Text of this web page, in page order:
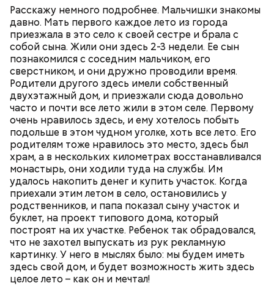
Расскажу немного подробнее. Мальчишки знакомы
давно. Мать первого каждое лето из города
приезжала в это село к своей сестре и брала с
собой сына. Жили они здесь 2-3 недели. Ее сын
познакомился с соседним мальчиком, его
сверстником, и они дружно проводили время.
Родители другого здесь имели собственный
двухэтажный дом, и приезжали сюда довольно
часто и почти все лето жили в этом селе. Первому
очень нравилось здесь, и ему хотелось побыть
подольше в этом чудном уголке, хоть все лето. Его
родителям тоже нравилось это место, здесь был
храм, а в нескольких километрах восстанавливался
монастырь, они ходили туда на службы. Им
удалось накопить денег и купить участок. Когда
приехали этим летом в село, остановились у
родственников, и папа показал сыну участок и
буклет, на проект типового дома, который
построят на их участке. Ребенок так обрадовался,
что не захотел выпускать из рук рекламную
картинку. У него в мыслях было: мы будем иметь
здесь свой дом, и будет возможность жить здесь
целое лето – как он и мечтал!
Кроме того, специалист не советует покупать
дыню с вмятиной или перележавшую в магазине
долгое время: